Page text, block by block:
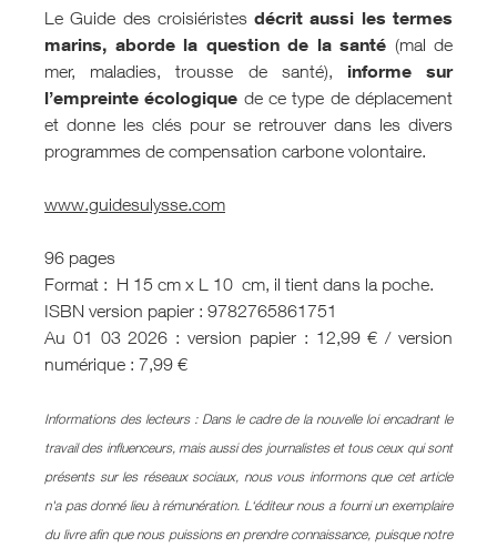
Le Guide des croisiéristesdécrit aussi les termes
marins, aborde la question de la santé (mal de
mer, maladies, trousse de santé), informe sur
l’empreinte écologique de ce type de déplacement
et donne les clés pour se retrouver dans les divers
programmes de compensation carbone volontaire.
www.guidesulysse.com
96 pages
Format : H 15 cm x L 10 cm, il tient dans la poche.
ISBN version papier : 9782765861751
Au 01 03 2026 : version papier : 12,99 € / version
numérique : 7,99 €
Informations des lecteurs : Dans le cadre de la nouvelle loi encadrant le
travail des influenceurs, mais aussi des journalistes et tous ceux qui sont
présents sur les réseaux sociaux, nous vous informons que cet article
n'a pas donné lieu à rémunération. L‘éditeur nous a fourni un exemplaire
du livre afin que nous puissions en prendre connaissance, puisque notre